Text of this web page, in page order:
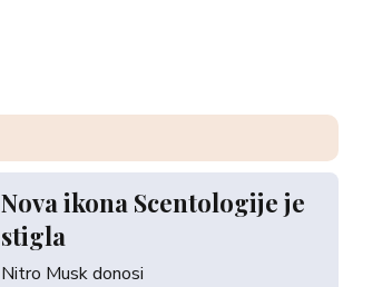
Nova ikona Scentologije je
stigla
Nitro Musk donosi